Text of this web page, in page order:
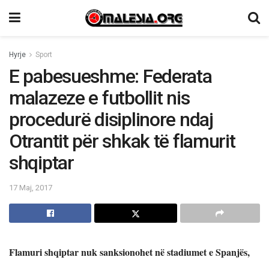
Hyrje Sport
E pabesueshme: Federata
malazeze e futbollit nis
procedurë disiplinore ndaj
Otrantit për shkak të flamurit
shqiptar
17 Maj, 2017
Flamuri shqiptar nuk sanksionohet në stadiumet e Spanjës,